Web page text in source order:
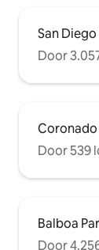
hardhouten
voetstappen
goed gevuld
hebben een
kunt
op minder
San
Door
Coronado
Door 539
Balboa
Door